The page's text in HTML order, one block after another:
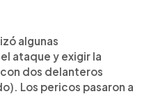
algunas
ataque y exigir la
dos delanteros
Los pericos pasaron a